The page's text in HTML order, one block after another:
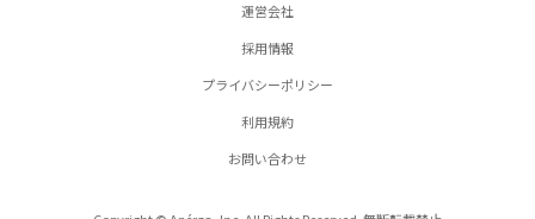
運営会社
採用情報
プライバシーポリシー
利用規約
お問い合わせ